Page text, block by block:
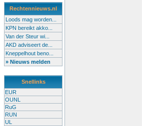
Rechtennieuws.nl
Loods mag worden...
KPN bereikt akko...
Van der Steur wi...
AKD adviseert de...
Kneppelhout beno...
» Nieuws melden
Snellinks
EUR
OUNL
RuG
RUN
UL